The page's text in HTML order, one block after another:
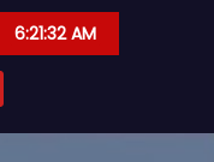
6:21:33 AM